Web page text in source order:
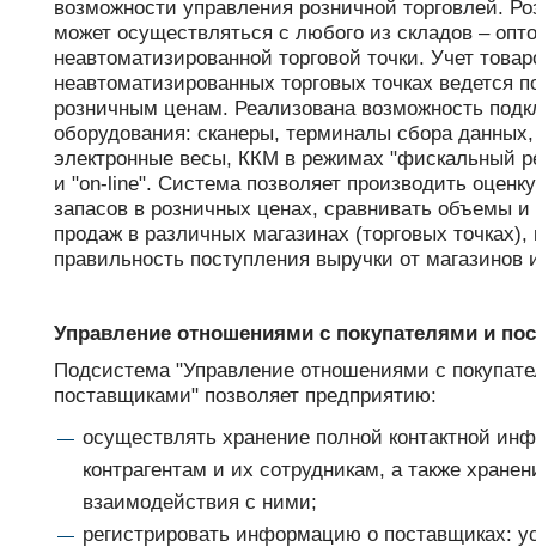
возможности управления розничной торговлей.
может осуществляться с любого из складов –
неавтоматизированной торговой точки. Учет
неавтоматизированных торговых точках ведется
розничным ценам. Реализована возможность
оборудования: сканеры, терминалы сбора
электронные весы, ККМ в режимах "фискальный
и "on-line". Система позволяет производить
запасов в розничных ценах, сравнивать объемы
продаж в различных магазинах (торговых точках),
правильность поступления выручки от магазинов
Управление отношениями с покупателями и
Подсистема "Управление отношениями с
поставщиками" позволяет предприятию:
осуществлять хранение полной контактной
контрагентам и их сотрудникам, а также
взаимодействия с ними;
регистрировать информацию о поставщиках: